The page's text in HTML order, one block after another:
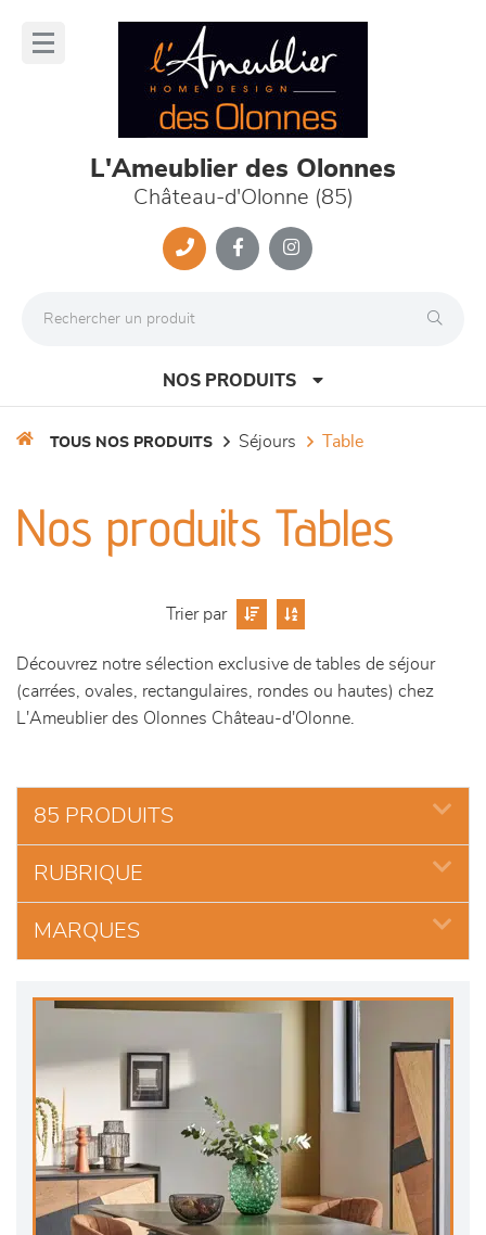
L'Ameublier des Olonnes
Château-d'Olonne (85)
NOS PRODUITS
séjours
meubles de complément
chambres et dressing
TOUS NOS PRODUITS séjours table
Nos produits Tables
Trier par
Découvrez notre sélection exclusive de tables de séjour
(carrées, ovales, rectangulaires, rondes ou hautes) chez
L'Ameublier des Olonnes Château-d'Olonne.
85 PRODUITS
RUBRIQUE
MARQUES